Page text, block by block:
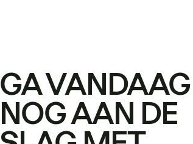
GA VANDAAG
NOG AAN DE